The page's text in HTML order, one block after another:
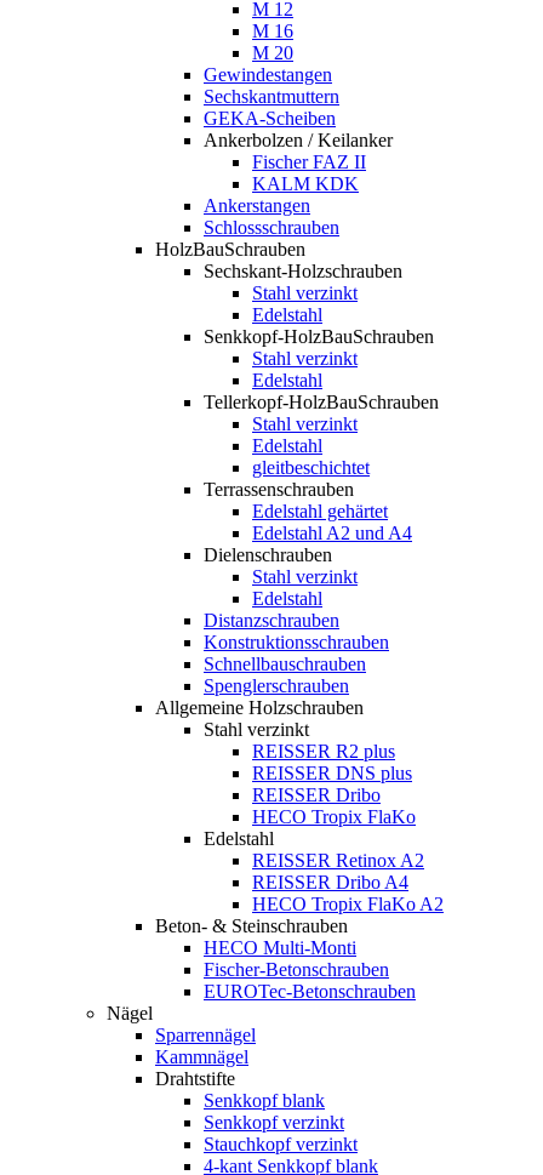
M 12
M 16
M 20
Gewindestangen
Sechskantmuttern
GEKA-Scheiben
Ankerbolzen / Keilanker
Fischer FAZ II
KALM KDK
Ankerstangen
Schlossschrauben
HolzBauSchrauben
Sechskant-Holzschrauben
Stahl verzinkt
Edelstahl
Senkkopf-HolzBauSchrauben
Stahl verzinkt
Edelstahl
Tellerkopf-HolzBauSchrauben
Stahl verzinkt
Edelstahl
gleitbeschichtet
Terrassenschrauben
Edelstahl gehärtet
Edelstahl A2 und A4
Dielenschrauben
Stahl verzinkt
Edelstahl
Distanzschrauben
Konstruktionsschrauben
Schnellbauschrauben
Spenglerschrauben
Allgemeine Holzschrauben
Stahl verzinkt
REISSER R2 plus
REISSER DNS plus
REISSER Dribo
HECO Tropix FlaKo
Edelstahl
REISSER Retinox A2
REISSER Dribo A4
HECO Tropix FlaKo A2
Beton- & Steinschrauben
HECO Multi-Monti
Fischer-Betonschrauben
EUROTec-Betonschrauben
Nägel
Sparrennägel
Kammnägel
Drahtstifte
Senkkopf blank
Senkkopf verzinkt
Stauchkopf verzinkt
4-kant Senkkopf blank